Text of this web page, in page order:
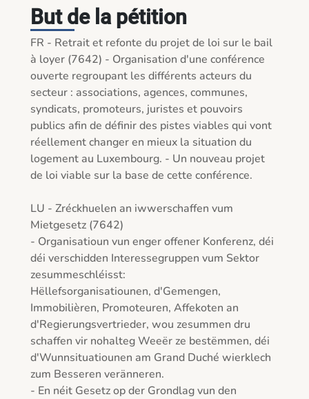
But de la pétition
FR - Retrait et refonte du projet de loi sur le bail
à loyer (7642) - Organisation d'une conférence
ouverte regroupant les différents acteurs du
secteur : associations, agences, communes,
syndicats, promoteurs, juristes et pouvoirs
publics afin de définir des pistes viables qui vont
réellement changer en mieux la situation du
logement au Luxembourg. - Un nouveau projet
de loi viable sur la base de cette conférence.
LU - Zréckhuelen an iwwerschaffen vum
Mietgesetz (7642)
- Organisatioun vun enger offener Konferenz, déi
déi verschidden Interessegruppen vum Sektor
zesummeschléisst:
Hëllefsorganisatiounen, d'Gemengen,
Immobilièren, Promoteuren, Affekoten an
d'Regierungsvertrieder, wou zesummen dru
schaffen vir nohalteg Weeër ze bestëmmen, déi
d'Wunnsituatiounen am Grand Duché wierklech
zum Besseren veränneren.
- En néit Gesetz op der Grondlag vun den